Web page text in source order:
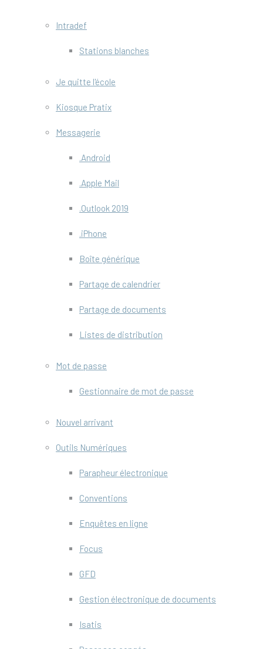
Intradef
Stations blanches
Je quitte l'école
Kiosque Pratix
Messagerie
.Android
.Apple Mail
.Outlook 2019
.iPhone
Boîte générique
Partage de calendrier
Partage de documents
Listes de distribution
Mot de passe
Gestionnaire de mot de passe
Nouvel arrivant
Outils Numériques
Parapheur électronique
Conventions
Enquêtes en ligne
Focus
GFD
Gestion électronique de documents
Isatis